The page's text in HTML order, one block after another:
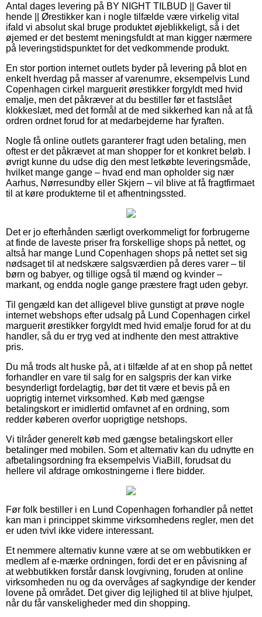
Antal dages levering på BY NIGHT TILBUD || Gaver til
hende || Ørestikker kan i nogle tilfælde være virkelig vital
ifald vi absolut skal bruge produktet øjeblikkeligt, så i det
øjemed er det bestemt meningsfuldt at man kigger nærmere
på leveringstidspunktet for det vedkommende produkt.
En stor portion internet outlets byder på levering på blot en
enkelt hverdag på masser af varenumre, eksempelvis Lund
Copenhagen cirkel marguerit ørestikker forgyldt med hvid
emalje, men det påkræver at du bestiller før et fastslået
klokkeslæt, med det formål at de med sikkerhed kan nå at få
ordren ordnet forud for at medarbejderne har fyraften.
Nogle få online outlets garanterer fragt uden betaling, men
oftest er det påkrævet at man shopper for et konkret beløb. I
øvrigt kunne du udse dig den mest letkøbte leveringsmåde,
hvilket mange gange – hvad end man opholder sig nær
Aarhus, Nørresundby eller Skjern – vil blive at få fragtfirmaet
til at køre produkterne til et afhentningssted.
Det er jo efterhånden særligt overkommeligt for forbrugerne
at finde de laveste priser fra forskellige shops på nettet, og
altså har mange Lund Copenhagen shops på nettet set sig
nødsaget til at nedskære salgsværdien på deres varer – til
børn og babyer, og tillige også til mænd og kvinder –
markant, og endda nogle gange præstere fragt uden gebyr.
Til gengæld kan det alligevel blive gunstigt at prøve nogle
internet webshops efter udsalg på Lund Copenhagen cirkel
marguerit ørestikker forgyldt med hvid emalje forud for at du
handler, så du er tryg ved at indhente den mest attraktive
pris.
Du må trods alt huske på, at i tilfælde af at en shop på nettet
forhandler en vare til salg for en salgspris der kan virke
besynderligt fordelagtig, bør det tit være et bevis på en
uoprigtig internet virksomhed. Køb med gængse
betalingskort er imidlertid omfavnet af en ordning, som
redder køberen overfor uoprigtige netshops.
Vi tilråder generelt køb med gængse betalingskort eller
betalinger med mobilen. Som et alternativ kan du udnytte en
afbetalingsordning fra eksempelvis ViaBill, forudsat du
hellere vil afdrage omkostningerne i flere bidder.
Før folk bestiller i en Lund Copenhagen forhandler på nettet
kan man i princippet skimme virksomhedens regler, men det
er uden tvivl ikke videre interessant.
Et nemmere alternativ kunne være at se om webbutikken er
medlem af e-mærke ordningen, fordi det er en påvisning af
at webbutikken forstår dansk lovgivning, foruden at online
virksomheden nu og da overvåges af sagkyndige der kender
lovene på området. Det giver dig lejlighed til at blive hjulpet,
når du får vanskeligheder med din shopping.